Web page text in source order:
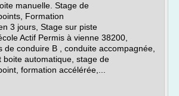
manuelle. Stage de
Formation
3 jours, Stage sur piste
Actif Permis à vienne 38200,
de conduire B , conduite accompagnée,
boite automatique, stage de
formation accélérée,...